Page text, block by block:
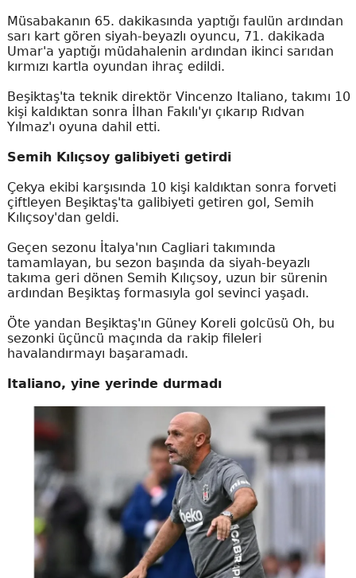
Müsabakanın 65. dakikasında yaptığı faulün ardından
sarı kart gören siyah-beyazlı oyuncu, 71. dakikada
Umar'a yaptığı müdahalenin ardından ikinci sarıdan
kırmızı kartla oyundan ihraç edildi.
Beşiktaş'ta teknik direktör Vincenzo Italiano, takımı 10
kişi kaldıktan sonra İlhan Fakılı'yı çıkarıp Rıdvan
Yılmaz'ı oyuna dahil etti.
Semih Kılıçsoy galibiyeti getirdi
Çekya ekibi karşısında 10 kişi kaldıktan sonra forveti
çiftleyen Beşiktaş'ta galibiyeti getiren gol, Semih
Kılıçsoy'dan geldi.
Geçen sezonu İtalya'nın Cagliari takımında
tamamlayan, bu sezon başında da siyah-beyazlı
takıma geri dönen Semih Kılıçsoy, uzun bir sürenin
ardından Beşiktaş formasıyla gol sevinci yaşadı.
Öte yandan Beşiktaş'ın Güney Koreli golcüsü Oh, bu
sezonki üçüncü maçında da rakip fileleri
havalandırmayı başaramadı.
Italiano, yine yerinde durmadı